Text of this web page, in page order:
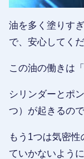
油を多く塗りす
で、安心してくだ
この油の働きは
シリンダーとポ
つ）が起きるの
もう1つは気密
ていかないよう